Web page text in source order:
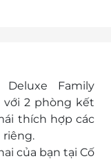
Family
với 2 phòng kết
thích hợp các
riêng.
của bạn tại Cố